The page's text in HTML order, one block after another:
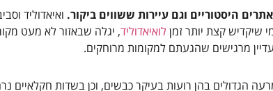
היסטוריים וגם עיירות ששווים ביקור. ואיאדוליד
שיקדיש קצת יותר זמןלואיאדוליד, יגלה שבאזור לא מעט
מרגישים שהגעתם למקומות מרוחקים.
הגדולים בהן רועות בעיקר כבשים, וכן בשדות חקלאיים